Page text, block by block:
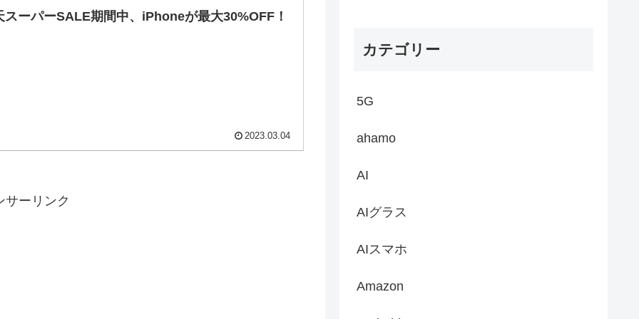
スーパーSALE期間中、iPhoneが最大30%OFF！
2023.03.04
サーリンク
カテゴリー
5G
ahamo
AI
AIグラス
AIスマホ
Amazon